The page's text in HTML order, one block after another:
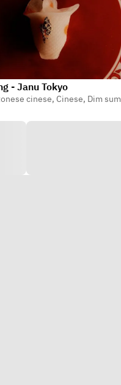
- Janu Tokyo
cinese, Cinese, Dim sum